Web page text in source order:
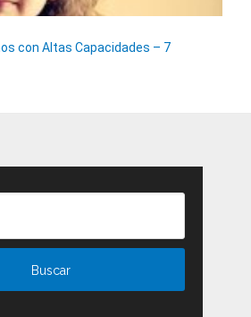
con Altas Capacidades – 7